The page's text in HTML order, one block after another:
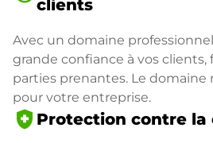
clients
Avec un domaine
grande confiance à vos clients,
parties prenantes. Le domaine
pour votre entreprise.
health_and_safety Protection contre la